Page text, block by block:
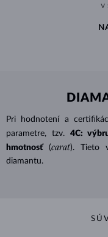
v
Pri hodnotení a
parametre, tzv.
4C:
hmotnosť
(carat). Tieto
diamantu.